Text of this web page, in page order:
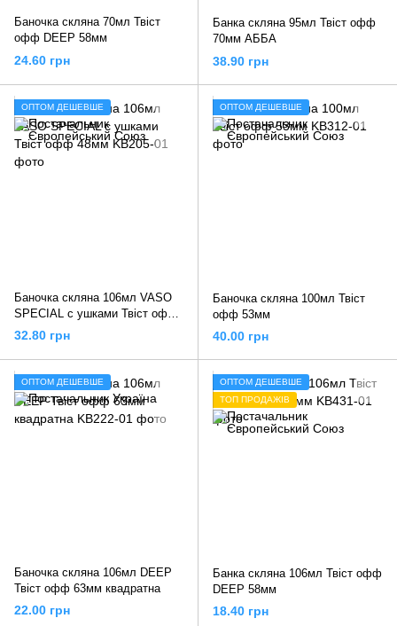
Баночка скляна 70мл Твіст
офф DEEP 58мм
24.60 грн
Банка скляна 95мл Твіст офф
70мм АББА
38.90 грн
ОПТОМ ДЕШЕВШЕ
Баночка скляна 106мл VASO
SPECIAL с ушками Твіст офф
48мм
32.80 грн
ОПТОМ ДЕШЕВШЕ
Баночка скляна 100мл Твіст
офф 53мм
40.00 грн
ОПТОМ ДЕШЕВШЕ
Баночка скляна 106мл DEEP
Твіст офф 63мм квадратна
22.00 грн
ОПТОМ ДЕШЕВШЕ
ТОП ПРОДАЖІВ
Банка скляна 106мл Твіст офф
DEEP 58мм
18.40 грн